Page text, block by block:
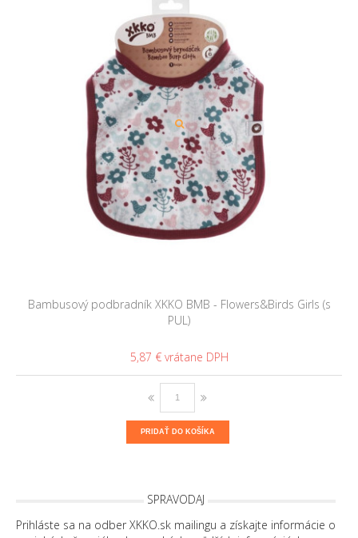
Bambusový podbradník XKKO BMB - Flowers&Birds Girls (s
PUL)
5,87 €
PRIDAŤ DO KOŠÍKA
SPRAVODAJ
Prihláste sa na odber XKKO.sk mailingu a získajte informácie o